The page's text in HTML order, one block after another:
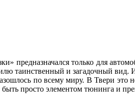
предназначался только для
таинственный и загадочный
по всему миру. В Твери
быть просто элементом тюнинга и